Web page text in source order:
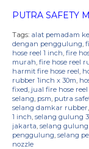
PUTRA SAFETY
Tags: alat pemadam
dengan penggulung
hose reel 1 inch fire
murah fire hose reel
harmit fire hose reel
rubber 1inch x 30m
fixed jual fire hose
selang psm putra
selang damkar rubber
1 inch selang gulung
jakarta selang
penggulung selang
nozzle